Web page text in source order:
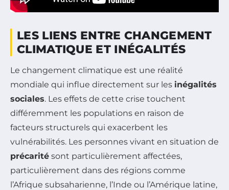
LES LIENS ENTRE CHANGEMENT
CLIMATIQUE ET INÉGALITÉS
Le changement climatique est une réalité
mondiale qui influe directement sur les inégalités
sociales. Les effets de cette crise touchent
différemment les populations en raison de
facteurs structurels qui exacerbent les
vulnérabilités. Les personnes vivant en situation de
précarité sont particulièrement affectées,
particulièrement dans des régions comme
l’Afrique subsaharienne, l’Inde ou l’Amérique latine,